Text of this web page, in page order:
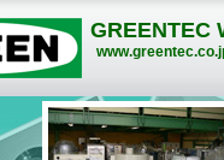
GREENTEC